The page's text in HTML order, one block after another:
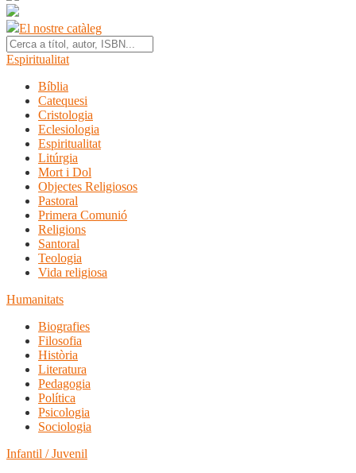
El nostre catàleg
Espiritualitat
Bíblia
Catequesi
Cristologia
Eclesiologia
Espiritualitat
Litúrgia
Mort i Dol
Objectes Religiosos
Pastoral
Primera Comunió
Religions
Santoral
Teologia
Vida religiosa
Humanitats
Biografies
Filosofia
Història
Literatura
Pedagogia
Política
Psicologia
Sociologia
Infantil / Juvenil